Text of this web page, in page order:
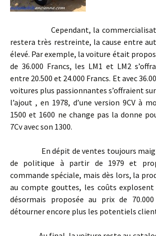
Cependant, la
restera très restreinte, la cause entre
élevé. Par exemple, la voiture était
de 36.000 Francs, les LM1 et LM2
entre 20.500 et 24.000 Francs. Et avec
voitures plus passionnantes s’offraient
l’ajout , en 1978, d’une version 9CV à
1500 et 1600 ne change pas la donne
7Cv avec son 1300.
En dépit de ventes toujours
de politique à partir de 1979 et
commande spéciale, mais dès lors, la
au compte gouttes, les coûts
désormais proposée au prix de
détourner encore plus les potentiels